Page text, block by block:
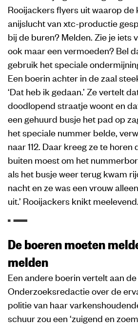
Rooijackers flyers uit waarop
anijslucht van xtc-productie
bij de buren? Melden. Zie je iets
ook maar een vermoeden? Bel
gebruik het speciale
Een boerin achter in de zaal
‘Dat heb ik gedaan.’ Ze vertelt
doodlopend straatje woont en
een gehuurd busje het pad op
het speciale nummer belde,
naar 112. Daar kreeg ze te
buiten moest om het
als het busje weer terug kwam
nacht en ze was een vrouw
uit.’ Rooijackers knikt meelevend.
De boeren moeten
melden
Een andere boerin vertelt aan
Onderzoeksredactie over de
politie van haar
schuur zou een ‘zuigend en